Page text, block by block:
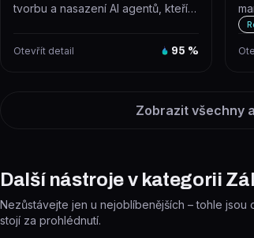
tvorbu a nasazení AI agentů, kteří
Otevřít detail 95 %
Zobrazit všechny
Další nástroje v kategorii
Nezůstávejte jen u nejoblíbenějších – tohle
stojí za prohlédnutí.